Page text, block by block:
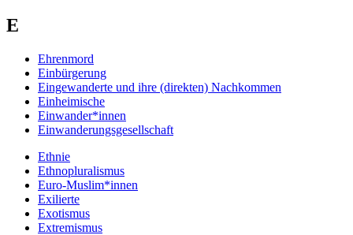
E
Ehrenmord
Einbürgerung
Eingewanderte und ihre (direkten) Nachkommen
Einheimische
Einwander*innen
Einwanderungsgesellschaft
Ethnie
Ethnopluralismus
Euro-Muslim*innen
Exilierte
Exotismus
Extremismus